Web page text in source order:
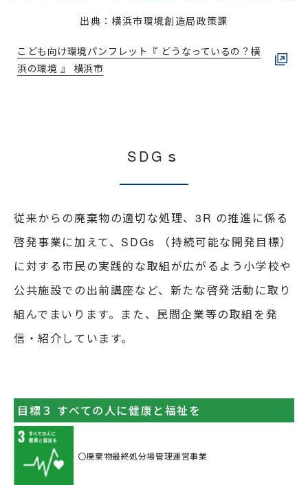
出典：横浜市環境創造局政策課
こども向け環境パンフレット『 どうなっているの？横
浜の環境 』 横浜市
SDGｓ
従来からの廃棄物の適切な処理、3R の推進に係る
啓発事業に加えて、SDGs （持続可能な開発目標）
に対する市民の実践的な取組が広がるよう 小学校や
公共施設での出前講座など、新たな啓発活動に取り
組んでまいります。
また、民間企業等の取組を発
信・紹介しています。
目標３ すべての人に健康と福祉を
〇廃棄物最終処分場管理運営事業